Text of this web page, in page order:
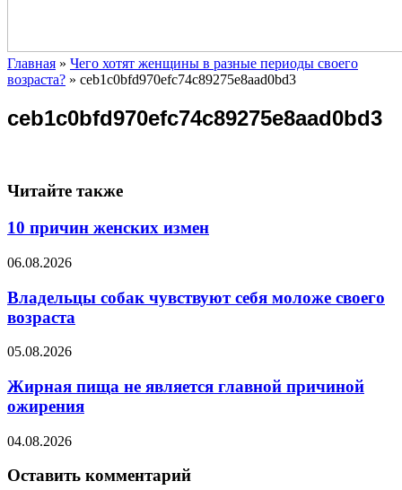
Главная » Чего хотят женщины в разные периоды своего
возраста? » ceb1c0bfd970efc74c89275e8aad0bd3
ceb1c0bfd970efc74c89275e8aad0bd3
Читайте также
10 причин женских измен
06.08.2026
Владельцы собак чувствуют себя моложе своего
возраста
05.08.2026
Жирная пища не является главной причиной
ожирения
04.08.2026
Оставить комментарий